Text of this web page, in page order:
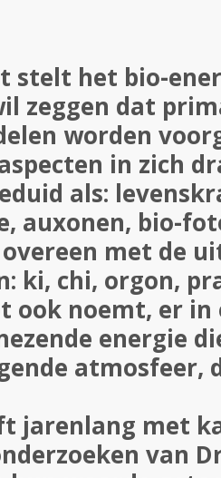
stelt het bio-
zeggen dat
worden
in zich
als:
auxonen, bio-
met de
ki, chi, orgon,
ook noemt, er in
energie
atmosfeer,
jarenlang met
van